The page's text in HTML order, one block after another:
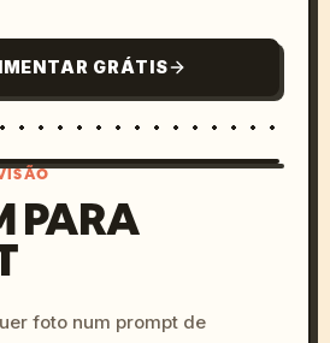
GRÁTIS
colors, 8k --v 6.0
PARA
foto num prompt de